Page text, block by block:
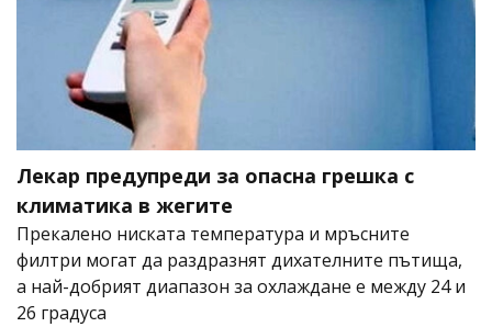
Лекар предупреди за опасна грешка с
климатика в жегите
Прекалено ниската температура и мръсните
филтри могат да раздразнят дихателните пътища,
а най-добрият диапазон за охлаждане е между 24 и
26 градуса